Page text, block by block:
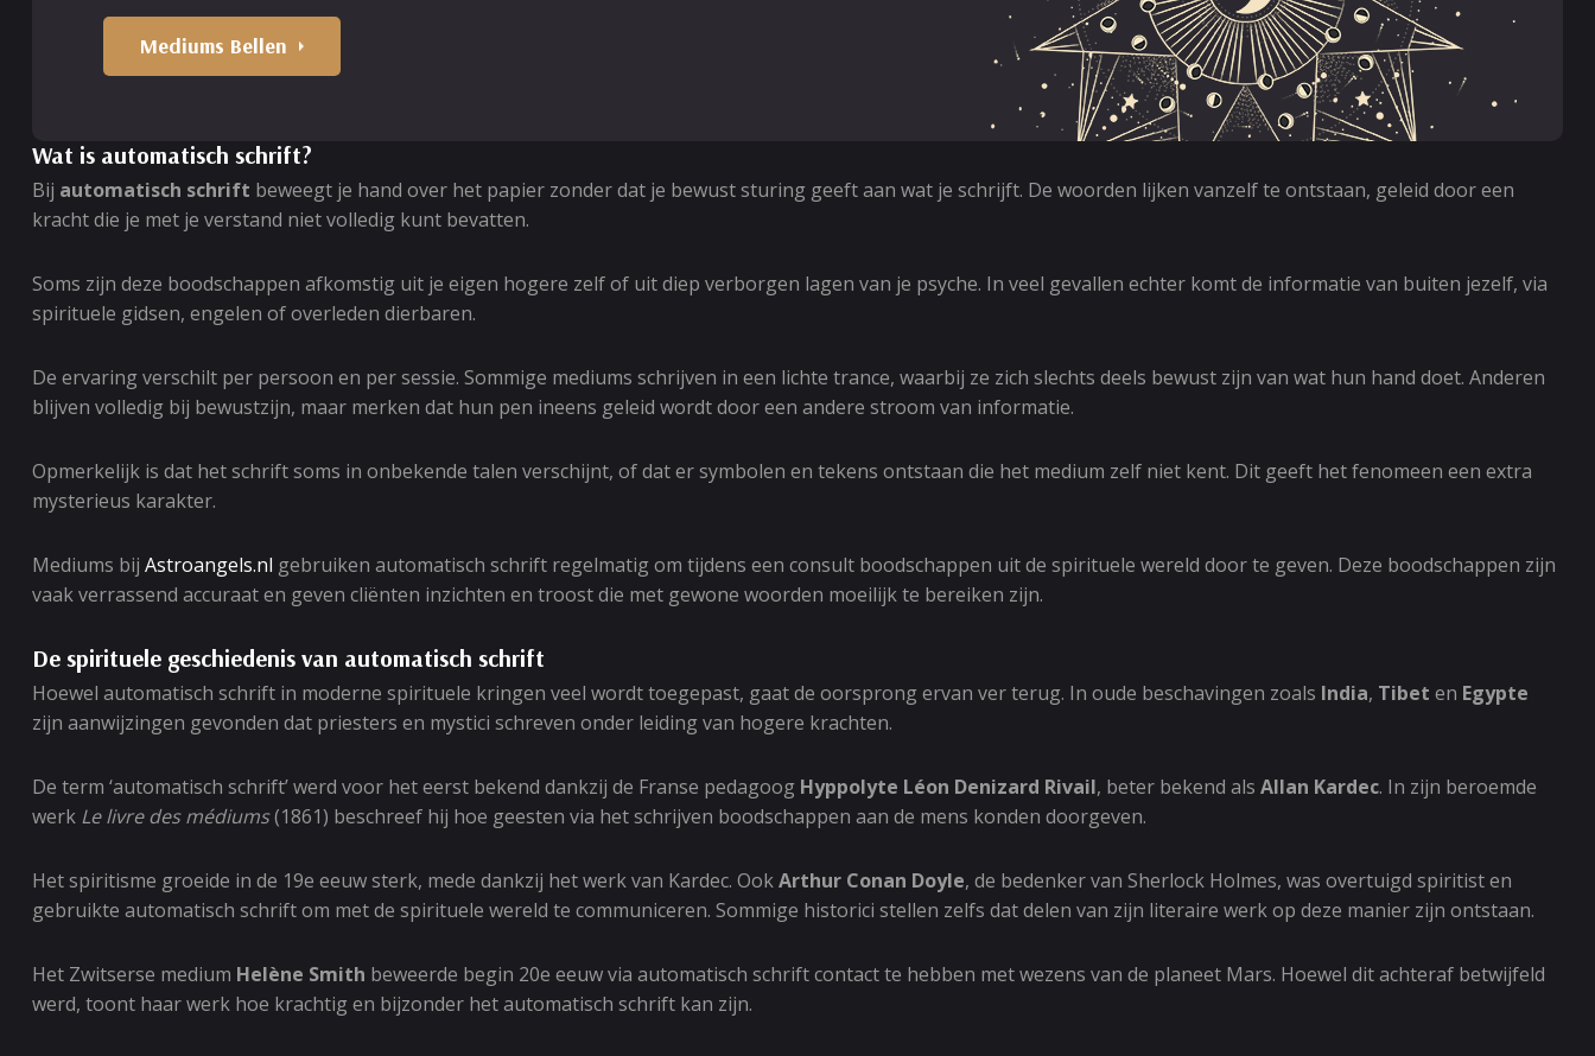
Mediums Bellen
Wat is automatisch schrift?
Bij automatisch schrift beweegt je hand over het papier zonder dat je bewust sturing geeft aan wat je schrijft. De woorden lijken vanzelf te ontstaan, geleid door een
kracht die je met je verstand niet volledig kunt bevatten.
Soms zijn deze boodschappen afkomstig uit je eigen hogere zelf of uit diep verborgen lagen van je psyche. In veel gevallen echter komt de informatie van buiten jezelf, via
spirituele gidsen, engelen of overleden dierbaren.
De ervaring verschilt per persoon en per sessie. Sommige mediums schrijven in een lichte trance, waarbij ze zich slechts deels bewust zijn van wat hun hand doet. Anderen
blijven volledig bij bewustzijn, maar merken dat hun pen ineens geleid wordt door een andere stroom van informatie.
Opmerkelijk is dat het schrift soms in onbekende talen verschijnt, of dat er symbolen en tekens ontstaan die het medium zelf niet kent. Dit geeft het fenomeen een extra
mysterieus karakter.
Mediums bij Astroangels.nl gebruiken automatisch schrift regelmatig om tijdens een consult boodschappen uit de spirituele wereld door te geven. Deze boodschappen zijn
vaak verrassend accuraat en geven cliënten inzichten en troost die met gewone woorden moeilijk te bereiken zijn.
De spirituele geschiedenis van automatisch schrift
Hoewel automatisch schrift in moderne spirituele kringen veel wordt toegepast, gaat de oorsprong ervan ver terug. In oude beschavingen zoals India, Tibet en Egypte
zijn aanwijzingen gevonden dat priesters en mystici schreven onder leiding van hogere krachten.
De term ‘automatisch schrift’ werd voor het eerst bekend dankzij de Franse pedagoog Hyppolyte Léon Denizard Rivail, beter bekend als Allan Kardec. In zijn beroemde
werk Le livre des médiums(1861) beschreef hij hoe geesten via het schrijven boodschappen aan de mens konden doorgeven.
Het spiritisme groeide in de 19e eeuw sterk, mede dankzij het werk van Kardec. OokArthur Conan Doyle, de bedenker van Sherlock Holmes, was overtuigd spiritist en
gebruikte automatisch schrift om met de spirituele wereld te communiceren. Sommige historici stellen zelfs dat delen van zijn literaire werk op deze manier zijn ontstaan.
Het Zwitserse medium Helène Smith beweerde begin 20e eeuw via automatisch schrift contact te hebben met wezens van de planeet Mars. Hoewel dit achteraf betwijfeld
werd, toont haar werk hoe krachtig en bijzonder het automatisch schrift kan zijn.